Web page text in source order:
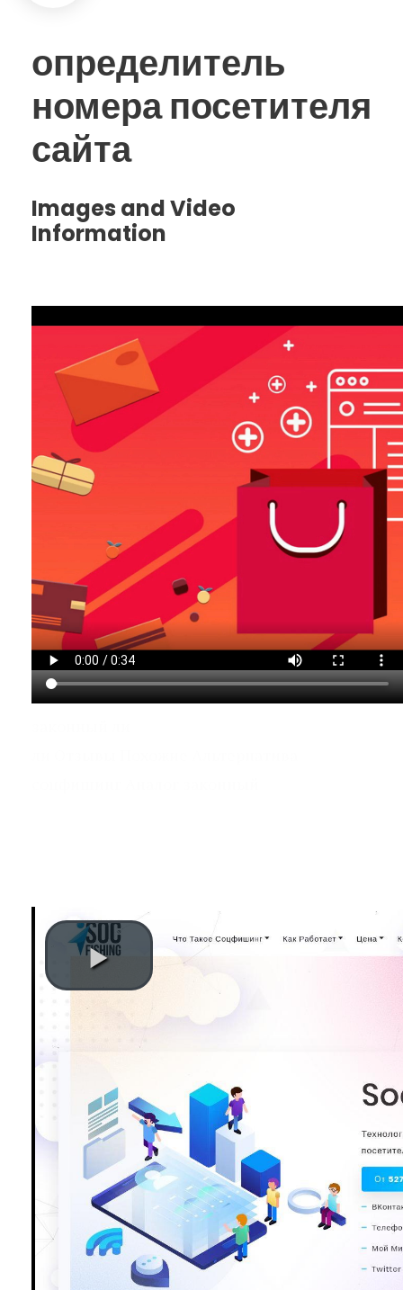
определитель
номера посетителя
сайта
Images and Video
Information